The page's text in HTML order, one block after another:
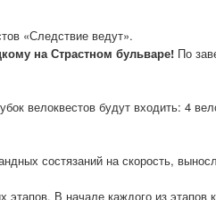
«Следствие ведут».
на Страстном бульваре! По
велоквестов будут входить: 4
состязаний на скорость,
В начале каждого из этапов